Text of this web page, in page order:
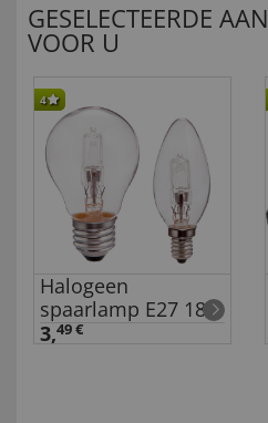
GESELECTEERDE
VOOR U
4
Halogeen
spaarlamp E27 18
w 3 st 3 stuks
3,49 €